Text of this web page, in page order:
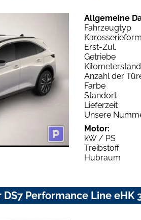
Allgemeine
Fahrzeugtyp
Karosserieform
Erst-Zul.
Getriebe
Kilometerstand
Anzahl der
Farbe
Standort
Lieferzeit
Unsere
Motor:
kW / PS
Treibstoff
Hubraum
Performance Line eHK